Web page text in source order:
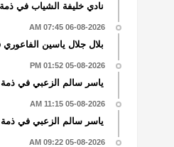
نادي خليفة الشياب في ذمة
06-08-2026 07:45 AM
بلال جلال ياسين الفاعوري
05-08-2026 01:52 PM
ياسر سالم الزعبي في ذمة
05-08-2026 11:15 AM
ياسر سالم الزعبي في ذمة
05-08-2026 09:22 AM